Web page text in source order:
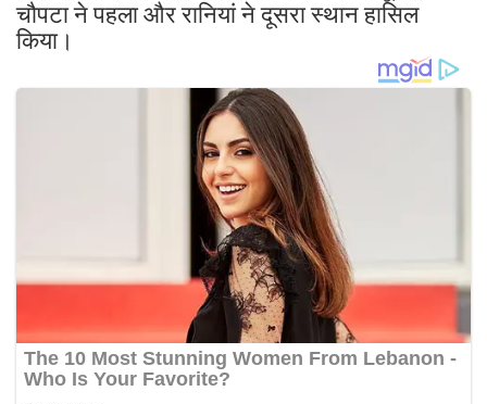
चौपटा ने पहला और रानियां ने दूसरा स्थान हासिल
किया।